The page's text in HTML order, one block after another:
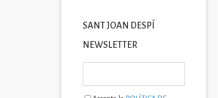
SANT JOAN DESPÍ
NEWSLETTER